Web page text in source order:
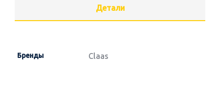
Детали
Бренды Claas